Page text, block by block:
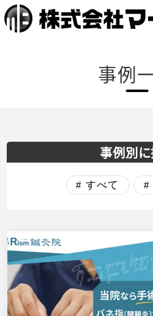
事例
事例別
すべて